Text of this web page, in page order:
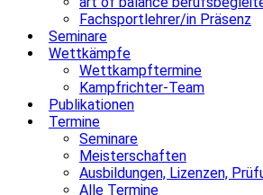
Fachsportlehrer/in Präsenz
Seminare
Wettkämpfe
Wettkampftermine
Kampfrichter-Team
Publikationen
Termine
Seminare
Meisterschaften
Ausbildungen, Lizenzen,
Alle Termine